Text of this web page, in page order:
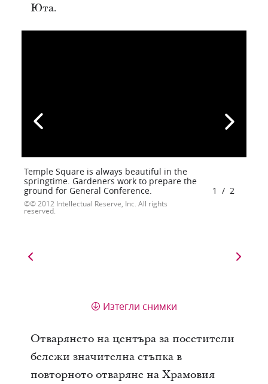
Юта.
Temple Square is always beautiful in the
springtime. Gardeners work to prepare the
ground for General Conference.
© 2012 Intellectual Reserve, Inc. All rights
reserved.
1 / 2
Изтегли снимки
Отварянето на центъра за посетители
бележи значителна стъпка в
повторното отваряне на Храмовия